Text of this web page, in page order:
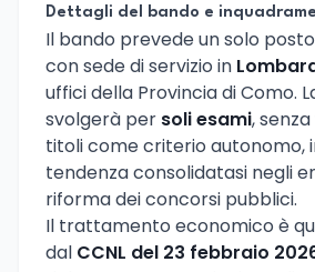
Dettagli del bando e
Il bando prevede un solo
con sede di servizio in
uffici della Provincia di Como.
svolgerà per soli esami,
titoli come criterio autonomo,
tendenza consolidatasi negli
riforma dei concorsi pubblici.
Il trattamento economico è
dal CCNL del 23 febbraio